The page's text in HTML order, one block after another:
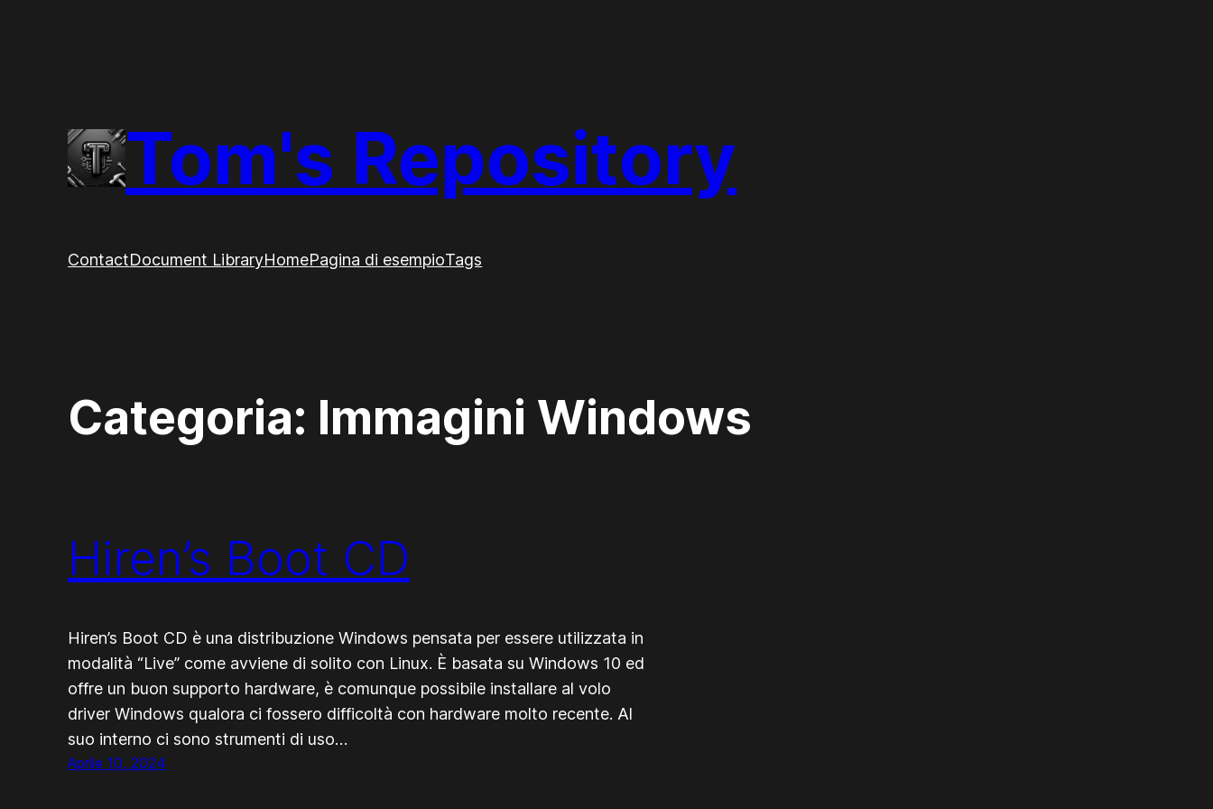
Tom's Repository
ContactDocument LibraryHomePagina di esempioTags
Categoria: Immagini Windows
Hiren’s Boot CD
Hiren’s Boot CD è una distribuzione Windows pensata per essere utilizzata in
modalità “Live” come avviene di solito con Linux. È basata su Windows 10 ed
offre un buon supporto hardware, è comunque possibile installare al volo
driver Windows qualora ci fossero difficoltà con hardware molto recente. Al
suo interno ci sono strumenti di uso…
Aprile 10, 2024